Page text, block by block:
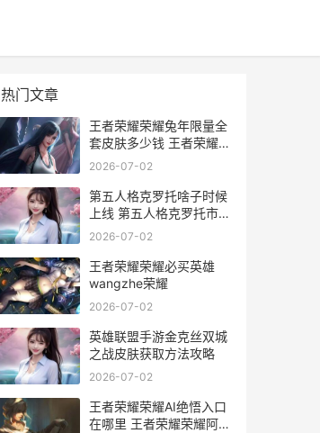
热门文章
王者荣耀荣耀兔年限量全
套皮肤多少钱 王者荣耀兔
你会出什么
2026-07-02
第五人格克罗托啥子时候
上线 第五人格克罗托市场
价格
2026-07-02
王者荣耀荣耀必买英雄
wangzhe荣耀
2026-07-02
英雄联盟手游金克丝双城
之战皮肤获取方法攻略
2026-07-02
王者荣耀荣耀AI绝悟入口
在哪里 王者荣耀荣耀阿轲